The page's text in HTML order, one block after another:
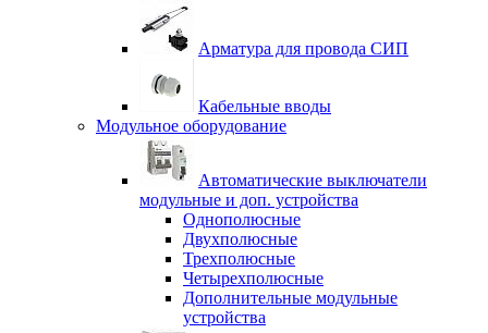
Арматура для провода СИП
Кабельные вводы
Модульное оборудование
Автоматические выключатели
модульные и доп. устройства
Однополюсные
Двухполюсные
Трехполюсные
Четырехполюсные
Дополнительные модульные
устройства